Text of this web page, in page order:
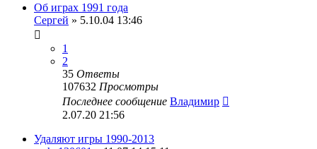
Об играх 1991 года
Сергей » 5.10.04 13:46
1
2
35 Ответы
107632 Просмотры
Последнее сообщение Владимир
2.07.20 21:56
Удаляют игры 1990-2013